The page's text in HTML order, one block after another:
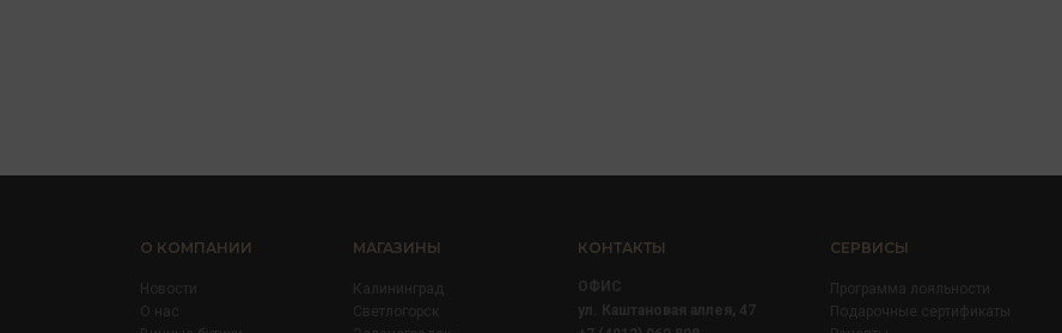
О КОМПАНИИ
Новости
О нас
МАГАЗИНЫ
Калининград
Светлогорск
КОНТАКТЫ
ОФИС
ул. Каштановая аллея, 47
СЕРВИСЫ
Программа лояльности
Подарочные сертификаты